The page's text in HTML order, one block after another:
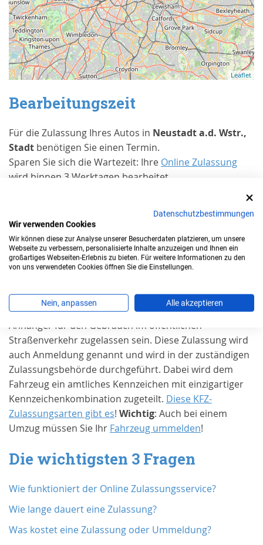
Leaflet
Bearbeitungszeit
Für die Zulassung Ihres Autos in Neustadt a.d. Wstr.,
Stadt benötigen Sie einen Termin.
Sparen Sie sich die Wartezeit: Ihre Online Zulassung
wird binnen 3 Werktagen bearbeitet.
Wann benötigen Sie eine
Zulassung inNeustadt a.d. Wstr.,
Grundsätzlich muss jedes Kraftfahrzeug und jeder
Anhänger für den Gebrauch im öffentlichen
Straßenverkehr zugelassen sein. Diese Zulassung wird
auch Anmeldung genannt und wird in der zuständigen
Zulassungsbehörde durchgeführt. Dabei wird dem
Fahrzeug ein amtliches Kennzeichen mit einzigartiger
Kennzeichenkombination zugeteilt. Diese KFZ-
Zulassungsarten gibt es! Wichtig: Auch bei einem
Umzug müssen Sie Ihr Fahrzeug ummelden!
Die wichtigsten 3 Fragen
Wie funktioniert der Online Zulassungsservice?
Wie lange dauert eine Zulassung?
Was kostet eine Zulassung oder Ummeldung?
Datenschutzbestimmungen
Wir verwenden Cookies
Wir können diese zur Analyse unserer Besucherdaten platzieren, um unsere
Webseite zu verbessern, personalisierte Inhalte anzuzeigen und Ihnen ein
großartiges Webseiten-Erlebnis zu bieten. Für weitere Informationen zu den
von uns verwendeten Cookies öffnen Sie die Einstellungen.
Nein, anpassen Alle akzeptieren